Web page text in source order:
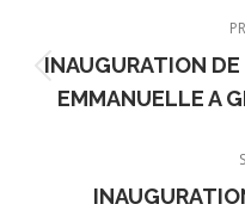
article
INAUGURATION
EMMANUELLE A